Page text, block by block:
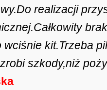
realizacji
wciśnie kit.Trzeba
szkody,niż